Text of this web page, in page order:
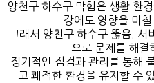
양천구 하수구 막힘은 생활 환
강에도 영향을 미
그래서 양천구 하수구 뚫음. 서
으로 문제를 해결
정기적인 점검과 관리를 통해
고 쾌적한 환경을 유지할 수